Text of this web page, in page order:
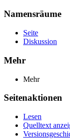
Namensräume
Seite
Diskussion
Mehr
Mehr
Seitenaktionen
Lesen
Quelltext